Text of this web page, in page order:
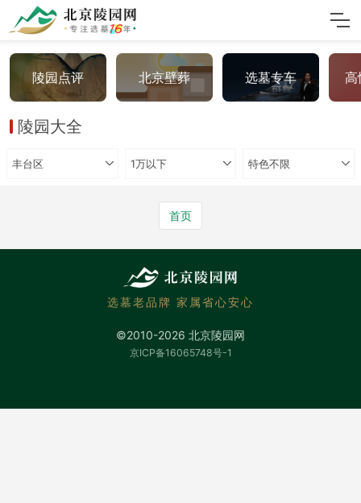
陵园点评 北京壁葬 选墓专车 高
陵园大全
丰台区 1万以下 特色不限
首页
选墓老品牌 家属省心安心
©2010-2026 北京陵园网
京ICP备16065748号-1